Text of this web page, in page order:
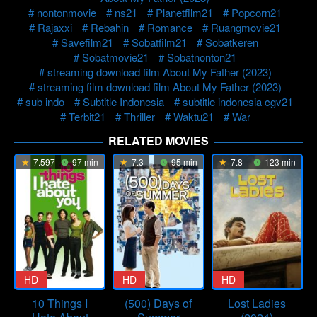
nontonmovie
ns21 Planetfilm21
Popcorn21
Rajaxxi
Rebahin Romance
Ruangmovie21
Savefilm21
Sobatfilm21
Sobatkeren
Sobatmovie21
Sobatnonton21
streaming download film About My Father (2023)
streaming film download film About My Father (2023)
sub indo
Subtitle Indonesia
subtitle indonesia cgv21
Terbit21
Thriller Waktu21 War
RELATED MOVIES
7.597 97 min
HD
10 Things I
7.3 95 min
HD
(500) Days of
7.8 123 min
HD
Lost Ladies